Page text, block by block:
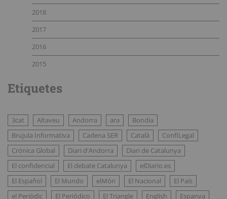
2018
2017
2016
2015
Etiquetes
3cat Altaveu Andorra ara
Bondia
Brujula Informativa
Cadena SER Català
ConfiLegal
Crónica Global
Diari d'Andorra
Diari de Catalunya
El confidencial
El debate Catalunya
elDiario.es
El Español
El Mundo elMón El Nacional
El País
el Periòdic
El Periódico El Triangle English
Espanya